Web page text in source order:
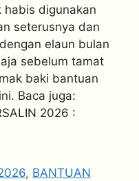
habis digunakan
seterusnya dan
elaun bulan
sebelum tamat
baki bantuan
Baca juga:
2026 :
, BANTUAN